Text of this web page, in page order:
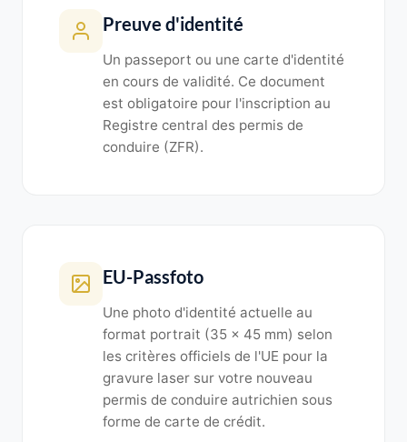
Preuve d'identité
Un passeport ou une carte d'identité
en cours de validité. Ce document
est obligatoire pour l'inscription au
Registre central des permis de
conduire (ZFR).
EU-Passfoto
Une photo d'identité actuelle au
format portrait (35 x 45 mm) selon
les critères officiels de l'UE pour la
gravure laser sur votre nouveau
permis de conduire autrichien sous
forme de carte de crédit.